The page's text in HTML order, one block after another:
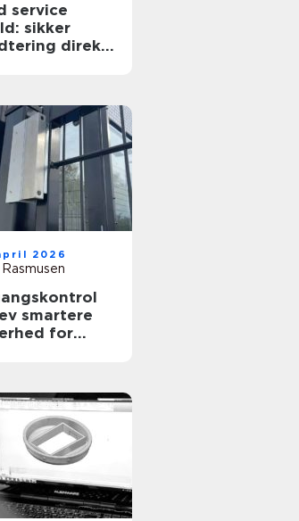
service
sikker
direkte
2026
for